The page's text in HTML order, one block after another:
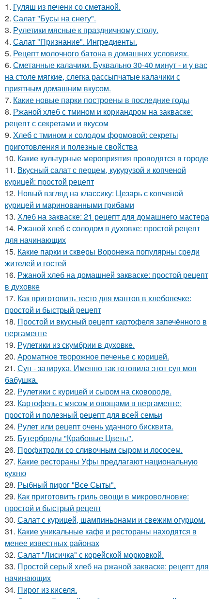
1. Гуляш из печени со сметаной.
2. Салат "Бусы на снегу".
3. Рулетики мясные к праздничному столу.
4. Салат "Признание". Ингредиенты.
5. Рецепт молочного батона в домашних условиях.
6. Сметанные калачики. Буквально 30-40 минут - и у вас
на столе мягкие, слегка рассыпчатые калачики с
приятным домашним вкусом.
7. Какие новые парки построены в последние годы
8. Ржаной хлеб с тмином и кориандром на закваске:
рецепт с секретами и вкусом
9. Хлеб с тмином и солодом формовой: секреты
приготовления и полезные свойства
10. Какие культурные мероприятия проводятся в городе
11. Вкусный салат с перцем, кукурузой и копченой
курицей: простой рецепт
12. Новый взгляд на классику: Цезарь с копченой
курицей и маринованными грибами
13. Хлеб на закваске: 21 рецепт для домашнего мастера
14. Ржаной хлеб с солодом в духовке: простой рецепт
для начинающих
15. Какие парки и скверы Воронежа популярны среди
жителей и гостей
16. Ржаной хлеб на домашней закваске: простой рецепт
в духовке
17. Как приготовить тесто для мантов в хлебопечке:
простой и быстрый рецепт
18. Простой и вкусный рецепт картофеля запечённого в
пергаменте
19. Рулетики из скумбрии в духовке.
20. Ароматное творожное печенье с корицей.
21. Суп - затируха. Именно так готовила этот суп моя
бабушка.
22. Рулетики с курицей и сыром на сковороде.
23. Картофель с мясом и овощами в пергаменте:
простой и полезный рецепт для всей семьи
24. Рулет или рецепт очень удачного бисквита.
25. Бутерброды "Крабовые Цветы".
26. Профитроли со сливочным сыром и лососем.
27. Какие рестораны Уфы предлагают национальную
кухню
28. Рыбный пирог "Все Сыты".
29. Как приготовить гриль овощи в микроволновке:
простой и быстрый рецепт
30. Салат с курицей, шампиньонами и свежим огурцом.
31. Какие уникальные кафе и рестораны находятся в
менее известных районах
32. Салат "Лисичка" с корейской морковкой.
33. Простой серый хлеб на ржаной закваске: рецепт для
начинающих
34. Пирог из киселя.